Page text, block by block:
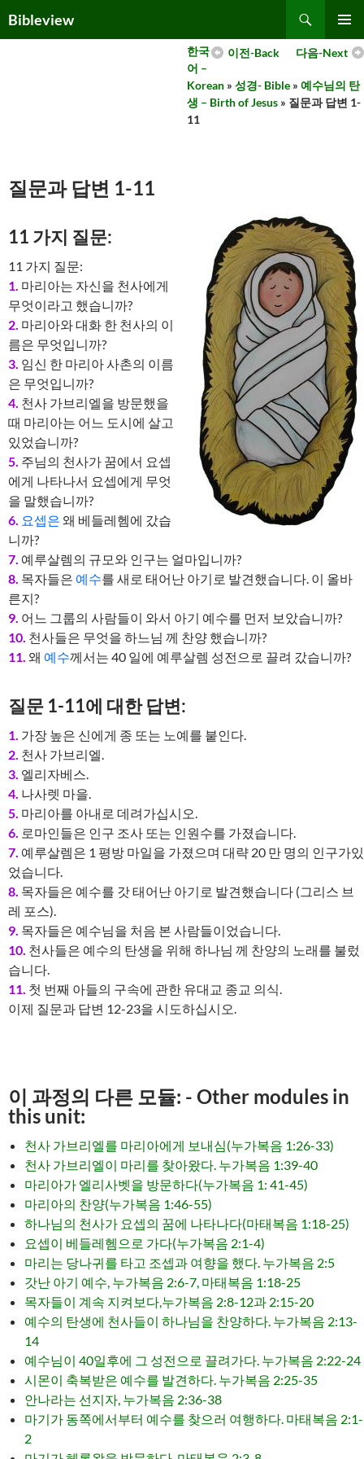
toBibleview
MENU
다음-Next
이전-Back
한국
어 –
Korean » 성경- Bible » 예수님의 탄
생 – Birth of Jesus » 질문과 답변 1-
11
질문과 답변 1-11
11 가지 질문:
11 가지 질문:
1. 마리아는 자신을 천사에게
무엇이라고 했습니까?
2. 마리아와 대화 한 천사의 이
름은 무엇입니까?
3. 임신 한 마리아 사촌의 이름
은 무엇입니까?
4. 천사 가브리엘을 방문했을
때 마리아는 어느 도시에 살고
있었습니까?
5. 주님의 천사가 꿈에서 요셉
에게 나타나서 요셉에게 무엇
을 말했습니까?
6. 요셉은 왜 베들레헴에 갔습
니까?
7. 예루살렘의 규모와 인구는 얼마입니까?
8. 목자들은 예수를 새로 태어난 아기로 발견했습니다. 이 올바
른지?
9. 어느 그룹의 사람들이 와서 아기 예수를 먼저 보았습니까?
10. 천사들은 무엇을 하느님 께 찬양 했습니까?
11. 왜 예수께서는 40 일에 예루살렘 성전으로 끌려 갔습니까?
질문 1-11에 대한 답변:
1. 가장 높은 신에게 종 또는 노예를 붙인다.
2. 천사 가브리엘.
3. 엘리자베스.
4. 나사렛 마을.
5. 마리아를 아내로 데려가십시오.
6. 로마인들은 인구 조사 또는 인원수를 가졌습니다.
7. 예루살렘은 1 평방 마일을 가졌으며 대략 20 만 명의 인구가있
었습니다.
8. 목자들은 예수를 갓 태어난 아기로 발견했습니다 (그리스 브
레 포스).
9. 목자들은 예수님을 처음 본 사람들이었습니다.
10. 천사들은 예수의 탄생을 위해 하나님 께 찬양의 노래를 불렀
습니다.
11. 첫 번째 아들의 구속에 관한 유대교 종교 의식.
이제 질문과 답변 12-23을 시도하십시오.
이 과정의 다른 모듈: - Other modules in
this unit:
천사 가브리엘를 마리아에게 보내심(누가복음 1:26-33)
천사 가브리엘이 마리를 찾아왔다. 누가복음 1:39-40
마리아가 엘리사벳을 방문하다(누가복음 1: 41-45)
마리아의 찬양(누가복음 1:46-55)
하나님의 천사가 요셉의 꿈에 나타나다(마태복음 1:18-25)
요셉이 베들레헴으로 가다(누가복음 2:1-4)
마리는 당나귀를 타고 조셉과 여향을 했다. 누가복음 2:5
갓난 아기 예수, 누가복음 2:6-7, 마태복음 1:18-25
목자들이 계속 지켜보다,누가복음 2:8-12과 2:15-20
예수의 탄생에 천사들이 하나님을 찬양하다. 누가복음 2:13-
14
예수님이 40일후에 그 성전으로 끌려가다. 누가복음 2:22-24
시몬이 축복받은 예수를 발견하다. 누가복음 2:25-35
안나라는 선지자, 누가복음 2:36-38
마기가 동쪽에서부터 예수를 찾으러 여행하다. 마태복음 2:1-
2